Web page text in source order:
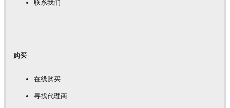
联系我们
购买
在线购买
寻找代理商